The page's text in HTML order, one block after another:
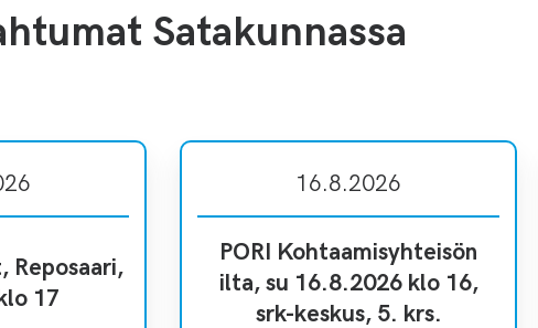
Satakunnassa
Reposaari,
17
16.8.2026
PORI Kohtaamisyhteisön
ilta, su 16.8.2026 klo 16,
srk-keskus, 5. krs.